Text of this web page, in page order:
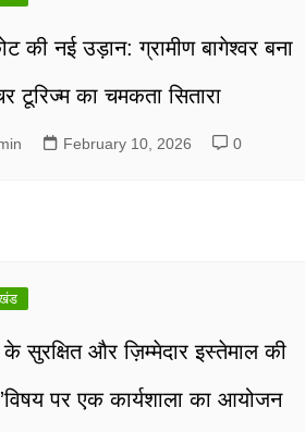
की नई उड़ान: ग्रामीण बागेश्वर बना
टूरिज्म का चमकता सितारा
February 10, 2026 0
सुरक्षित और ज़िम्मेदार इस्तेमाल की
पर एक कार्यशाला का आयोजन